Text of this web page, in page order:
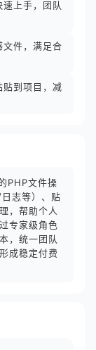
上手，团队
件，满足合
到项目，减
PHP文件操
志等）、贴
，帮助个人
专家级角色
，统一团队
成稳定付费